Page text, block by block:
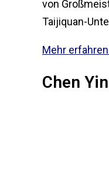
von
Taijiquan-
Mehr
Chen